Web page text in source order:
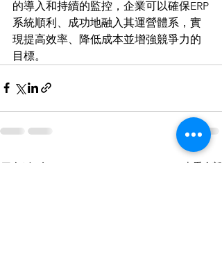
的導入和持續的監控，企業可以確保ERP
系統順利、成功地融入其運營體系，實
現提高效率、降低成本並增強競爭力的
目標。
最新文章 查看全部